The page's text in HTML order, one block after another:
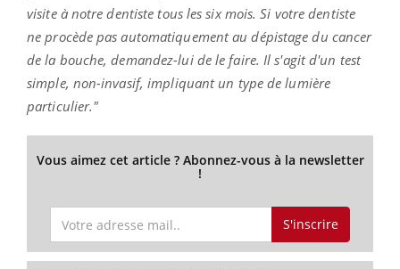
visite à notre dentiste tous les six mois. Si votre dentiste
ne procède pas automatiquement au dépistage du cancer
de la bouche, demandez-lui de le faire. Il s'agit d'un test
simple, non-invasif, impliquant un type de lumière
particulier."
Vous aimez cet article ? Abonnez-vous à la newsletter
!
S'inscrire